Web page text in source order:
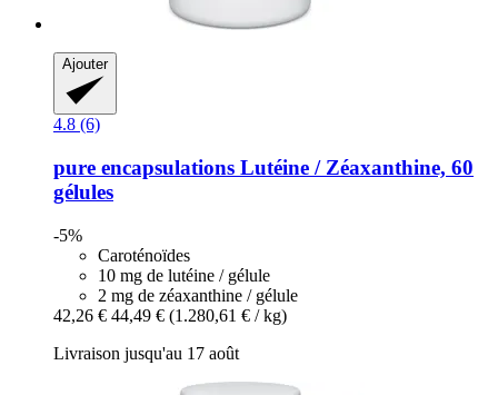
Ajouter
4.8 (6)
pure encapsulations Lutéine / Zéaxanthine, 60
gélules
-5%
Caroténoïdes
10 mg de lutéine / gélule
2 mg de zéaxanthine / gélule
42,26 € 44,49 € (1.280,61 € / kg)
Livraison jusqu'au 17 août